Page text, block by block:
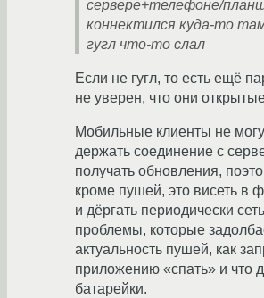
сервере+телефоне/
коннектился куда-то
гугл что-то слал
Если не гугл, то есть ещё
не уверен, что они
Мобильные клиенты не
держать соединение с
получать обновления,
кроме пушей, это висеть в
и дёргать периодически
проблемы, которые
актуальность пушей, как
приложению «спать» и что
батарейки.